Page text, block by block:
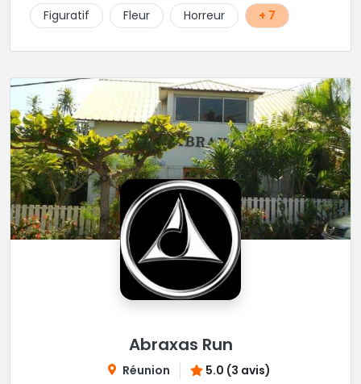
Figuratif
Fleur Horreur + 7
Abraxas Run
Réunion 5.0 (3 avis)